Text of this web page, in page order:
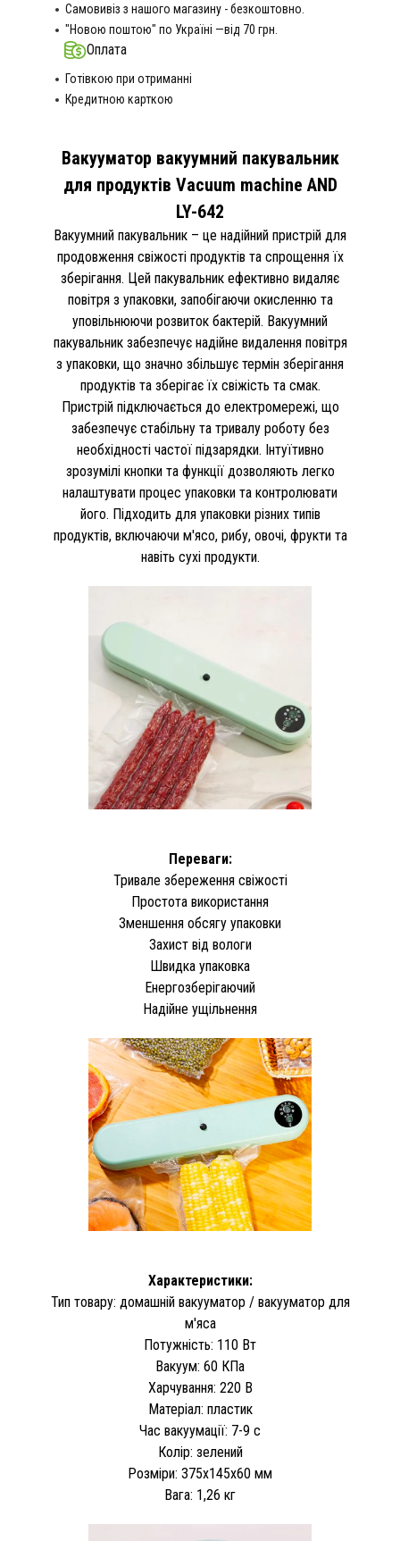
Самовивіз з нашого магазину - безкоштовно.
"Новою поштою" по Україні —від 70 грн.
Оплата
Готівкою при отриманні
Кредитною карткою
Вакууматор вакуумний пакувальник
для продуктів Vacuum machine AND
LY-642
Вакуумний пакувальник – це надійний пристрій для
продовження свіжості продуктів та спрощення їх
зберігання. Цей пакувальник ефективно видаляє
повітря з упаковки, запобігаючи окисленню та
уповільнюючи розвиток бактерій. Вакуумний
пакувальник забезпечує надійне видалення повітря
з упаковки, що значно збільшує термін зберігання
продуктів та зберігає їх свіжість та смак.
Пристрій підключається до електромережі, що
забезпечує стабільну та тривалу роботу без
необхідності частої підзарядки. Інтуїтивно
зрозумілі кнопки та функції дозволяють легко
налаштувати процес упаковки та контролювати
його. Підходить для упаковки різних типів
продуктів, включаючи м'ясо, рибу, овочі, фрукти та
навіть сухі продукти.
Переваги:
Тривале збереження свіжості
Простота використання
Зменшення обсягу упаковки
Захист від вологи
Швидка упаковка
Енергозберігаючий
Надійне ущільнення
Характеристики:
Тип товару: домашній вакууматор / вакууматор для
м'яса
Потужність: 110 Вт
Вакуум: 60 КПа
Харчування: 220 В
Матеріал: пластик
Час вакуумації: 7-9 с
Колір: зелений
Розміри: 375х145х60 мм
Вага: 1,26 кг